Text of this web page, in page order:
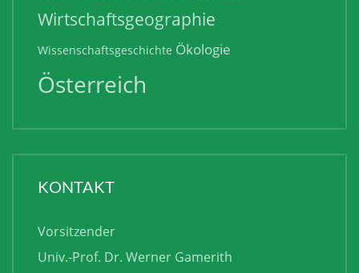
Wirtschaftsgeographie
Wissenschaftsgeschichte Ökologie
Österreich
KONTAKT
Vorsitzender
Univ.-Prof. Dr. Werner Gamerith